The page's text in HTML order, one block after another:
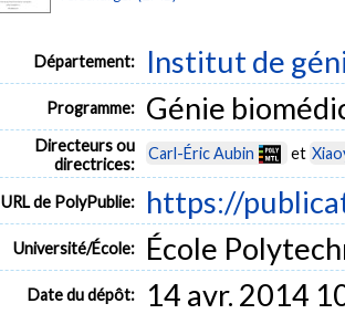
Département: Institut de
Programme: Génie
Directeurs ou
directrices:
Carl-Éric Aubin et
URL de PolyPublie: https://
Université/École: École
Date du dépôt: 14 avr. 2014